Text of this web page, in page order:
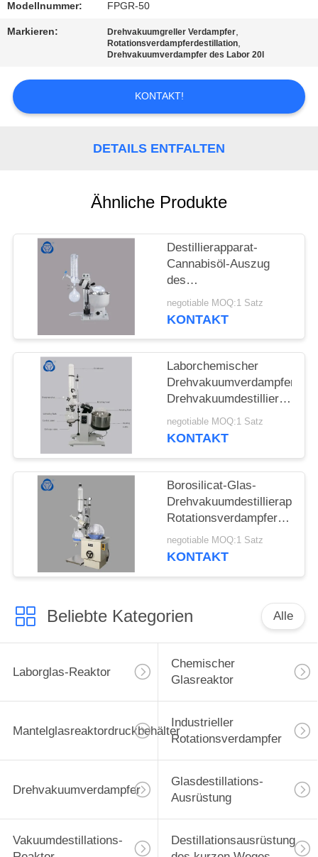
IN
VERBINDUNG
NACHRICHTEN
SITEMAP
DATENSCHUTZRICHTLINIE
Modellnummer: FPGR-50
Markieren: Drehvakuumgreller Verdampfer,
Rotationsverdampferdestillation,
Drehvakuumverdampfer des Labor 20l
KONTAKT!
DETAILS ENTFALTEN
Ähnliche Produkte
Destillierapparat-
Cannabisöl-Auszug
des
Vakuumdestillations-
Minirotationsverdampfer-
negotiable MOQ:1 Satz
KONTAKT
Laborchemischer
Drehvakuumverdampfer,
mit Wasserbad
negotiable MOQ:1 Satz
KONTAKT
Borosilicat-Glas-
Rotationsverdampfer
20l explosionssicher
negotiable MOQ:1 Satz
KONTAKT
Beliebte Kategorien Alle
Laborglas-Reaktor
Chemischer
Glasreaktor
Mantelglasreaktordruckbehälter
Industrieller
Rotationsverdampfer
Drehvakuumverdampfer
Glasdestillations-
Ausrüstung
Vakuumdestillations-
Destillationsausrüstung